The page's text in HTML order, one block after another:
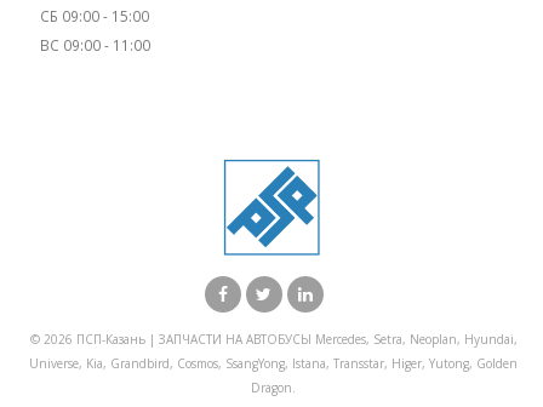
СБ 09:00 - 15:00
ВС 09:00 - 11:00
© 2026 ПСП-Казань | ЗАПЧАСТИ НА АВТОБУСЫ Mercedes, Setra, Neoplan, Hyundai,
Universe, Kia, Grandbird, Cosmos, SsangYong, Istana, Transstar, Higer, Yutong, Golden
Dragon.